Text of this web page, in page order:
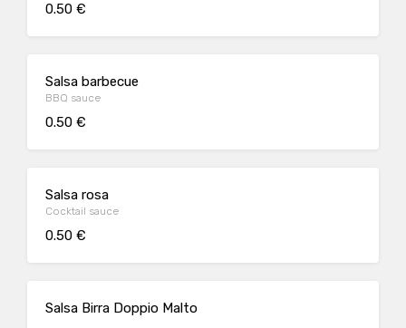
0.50 €
Salsa barbecue
BBQ sauce
0.50 €
Salsa rosa
Cocktail sauce
0.50 €
Salsa Birra Doppio Malto